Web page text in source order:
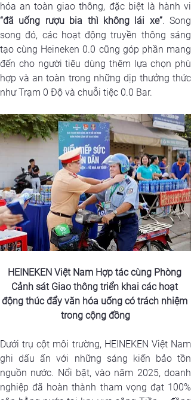
hóa an toàn giao thông, đặc biệt là hành vi
“đã uống rượu bia thì không lái xe”. Song
song đó, các hoạt động truyền thông sáng
tạo cùng Heineken 0.0 cũng góp phần mang
đến cho người tiêu dùng thêm lựa chọn phù
hợp và an toàn trong những dịp thưởng thức
như Trạm 0 Độ và chuỗi tiệc 0.0 Bar.
HEINEKEN Việt Nam Hợp tác cùng Phòng
Cảnh sát Giao thông triển khai các hoạt
động thúc đẩy văn hóa uống có trách nhiệm
trong cộng đồng
Dưới trụ cột môi trường, HEINEKEN Việt Nam
ghi dấu ấn với những sáng kiến bảo tồn
nguồn nước. Nổi bật, vào năm 2025, doanh
nghiệp đã hoàn thành tham vọng đạt 100%